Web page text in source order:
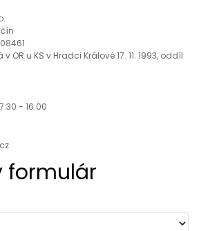
OR u KS v Hradci Králové 17. 11. 1993, oddíl
- 16:00
formulár